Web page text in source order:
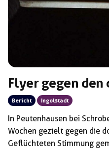
Flyer gegen
Bericht Ingolstadt
In Peutenhausen bei
Wochen gezielt gegen die
Geflüchteten Stimmung